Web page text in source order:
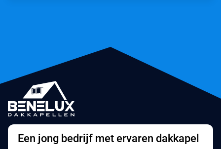
Een jong bedrijf met ervaren dakkapel